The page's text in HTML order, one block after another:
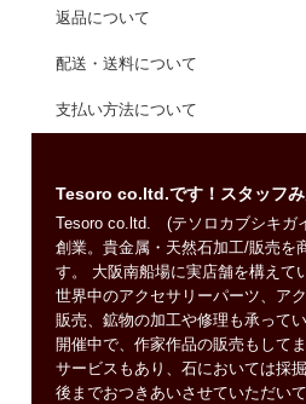
返品について
配送・送料について
支払い方法について
Tesoro co.ltd.です！スタッフ
Tesoro co.ltd. (テソロカブシキガ
創業。貴金属・天然石加工/販売を
す。 大阪南船場に実店舗を構えて
世界中のアクセサリーパーツ、ア
販売、鉱物の加工や修理も承って
開催中で、作家作品の販売もして
サービスもあり、石においては採
後までおつきあいさせていただいて